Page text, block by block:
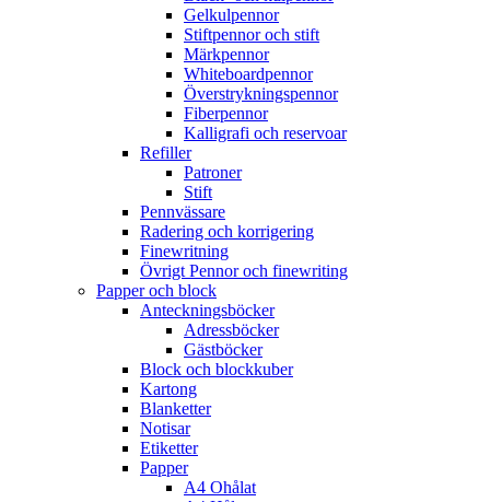
Gelkulpennor
Stiftpennor och stift
Märkpennor
Whiteboardpennor
Överstrykningspennor
Fiberpennor
Kalligrafi och reservoar
Refiller
Patroner
Stift
Pennvässare
Radering och korrigering
Finewritning
Övrigt Pennor och finewriting
Papper och block
Anteckningsböcker
Adressböcker
Gästböcker
Block och blockkuber
Kartong
Blanketter
Notisar
Etiketter
Papper
A4 Ohålat